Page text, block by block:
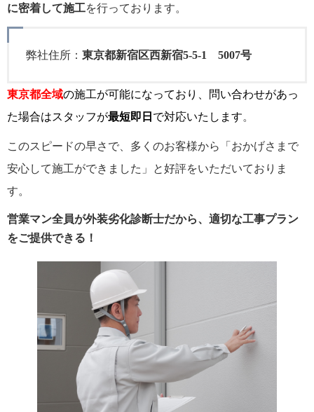
に密着して施工を行っております。
弊社住所： 東京都新宿区西新宿5-5-1 5007号
東京都全域の施工が可能になっており、問い合わせがあっ
た場合はスタッフが最短即日 で対応いたします。
このスピードの早さで、多くのお客様から「おかげさまで
安心して施工ができました」と好評をいただいておりま
す。
営業マン全員が外装劣化診断士だから、適切な工事プラン
をご提供できる！